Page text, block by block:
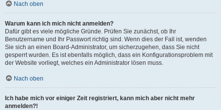
Nach oben
Warum kann ich mich nicht anmelden?
Dafür gibt es viele mögliche Gründe. Prüfen Sie zunächst, ob Ihr
Benutzername und Ihr Passwort richtig sind. Wenn dies der Fall ist, wenden
Sie sich an einen Board-Administrator, um sicherzugehen, dass Sie nicht
gesperrt wurden. Es ist ebenfalls möglich, dass ein Konfigurationsproblem mit
der Website vorliegt, welches ein Administrator lösen muss.
Nach oben
Ich habe mich vor einiger Zeit registriert, kann mich aber nicht mehr
anmelden?!